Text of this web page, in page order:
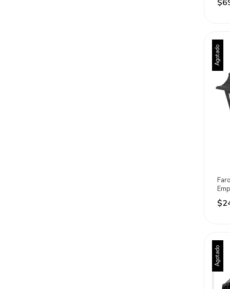
Agotado
Agotado